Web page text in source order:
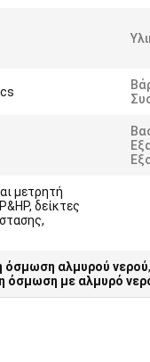
μετρητή
δείκτες
όσμωση αλμυρού νερού,
όσμωση με αλμυρό